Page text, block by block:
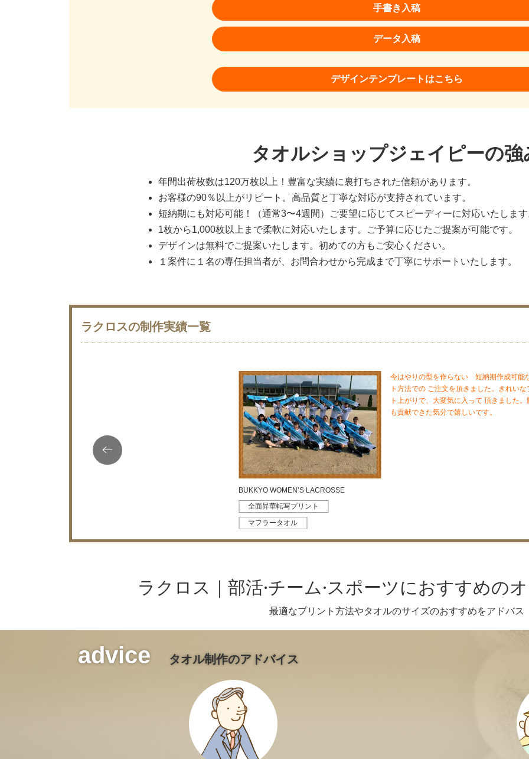
手書き入稿
データ入稿
デザインテンプレートはこちら
タオルショップジェイピーの強
年間出荷枚数は120万枚以上！豊富な実績に裏打ちされた信頼があります。
お客様の90％以上がリピート。高品質と丁寧な対応が支持されています。
短納期にも対応可能！（通常3〜4週間）ご要望に応じてスピーディーに対応いたしま
1枚から1,000枚以上まで柔軟に対応いたします。ご予算に応じたご提案が可能です。
デザインは無料でご提案いたします。初めての方もご安心ください。
１案件に１名の専任担当者が、お問合わせから完成まで丁寧にサポートいたします。
ラクロスの制作実績一覧
BUKKYO WOMEN’S LACROSSE
全面昇華転写プリント
マフラータオル
今はやりの型を作らない 短納期作成可能
ト方法での ご注文を頂きました。きれいな
ト上がりで、大変気に入って 頂きました。
も貢献できた気分で嬉しいです。
ラクロス｜部活·チーム·スポーツにおすすめの
最適なプリント方法やタオルのサイズのおすすめをアドバス
advice タオル制作のアドバイス